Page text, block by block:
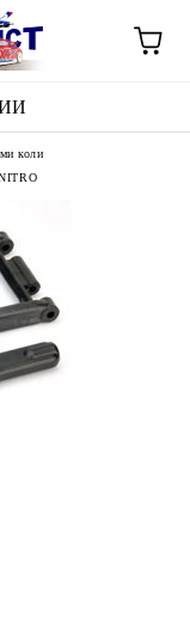
коли